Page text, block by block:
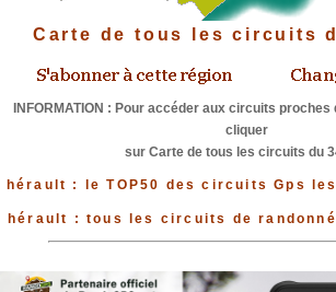
Carte de tous les circuits
INFORMATION : Pour accéder aux circuits
cliquer
sur Carte de tous les circuits du
hérault : le TOP50 des circuits Gps
hérault : tous les circuits de